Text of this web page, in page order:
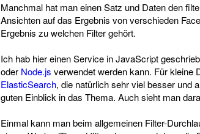
Manchmal hat man einen Satz und Daten den
Ansichten auf das Ergebnis von verschieden
Ergebnis zu welchen Filter gehört.
Ich hab hier einen Service in JavaScript
oder Node.js verwendet werden kann. Für kleine
ElasticSearch, die natürlich sehr viel besser und
guten Einblick in das Thema. Auch sieht man
Einmal kann man beim allgemeinen Filter-